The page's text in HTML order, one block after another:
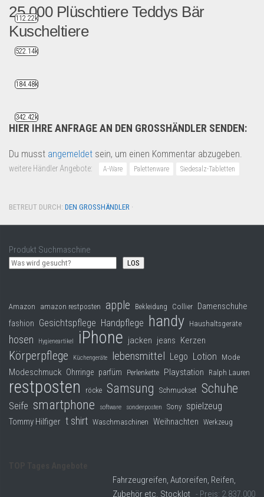
25.000 Plüschtiere Teddys Bär
Kuscheltiere
1000 Stück Teddy Bären für ...
HIER IHRE ANFRAGE AN DEN GROSSHÄNDLER SENDEN:
Du musst angemeldet sein, um einen Kommentar abzugeben.
weitere Händler Angebote: A-Ware Palettenware Siedesalz-Tabletten
BETREUT DURCH: DEN GROSSHÄNDLER ·
Produkt Suchmaschine
LOS
Amazon amazon restposten apple Bekleidung Collier Damenschuhe
fashion Gesichtspflege Handpflege handy Haushaltsgeräte
hosen Hygieneartikel iPhone jacken jeans Kerzen
Körperpflege Küchengeräte lebensmittel Lego Lotion Mode
Modeschmuck Ohrringe parfüm Perlenkette Playstation Ralph Lauren
restposten röcke Samsung Schmuckset Schuhe
Seife smartphone software sonderposten Sony spielzeug
Tommy Hilfiger t shirt Waschmaschinen Weihnachten Werkzeug
Fahrzeugreifen, Autoreifen, Reifen,
Zubehör etc. Stocklot - Preis: 2.837.000
112.22k
522.14k
184.48k
342.42k